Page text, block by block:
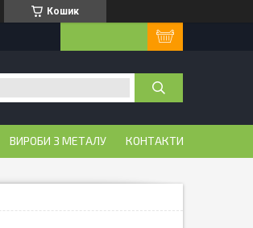
Кошик
ВИРОБИ З МЕТАЛУ КОНТАКТИ